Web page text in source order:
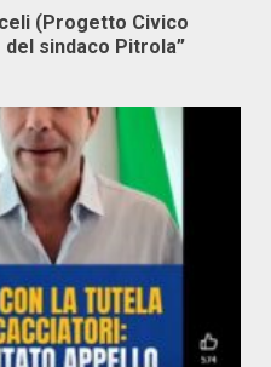
(Progetto Civico
del sindaco Pitrola”